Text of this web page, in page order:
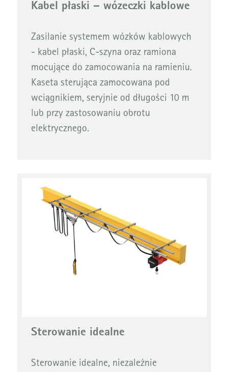
Kabel płaski – wózeczki kablowe
Zasilanie systemem wózków kablowych
- kabel płaski, C-szyna oraz ramiona
mocujące do zamocowania na ramieniu.
Kaseta sterująca zamocowana pod
wciągnikiem, seryjnie od długości 10 m
lub przy zastosowaniu obrotu
elektrycznego.
Sterowanie idealne
Sterowanie idealne, niezależnie